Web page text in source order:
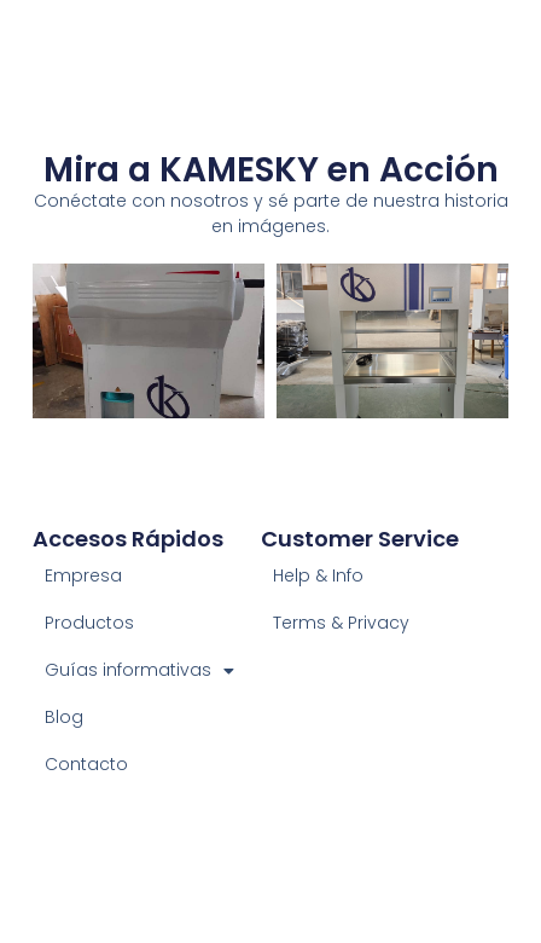
Mira a KAMESKY en Acción
Conéctate con nosotros y sé parte de nuestra historia
en imágenes.
Customer Service
Help & Info
Terms & Privacy
Accesos Rápidos
Empresa
Productos
Guías informativas
Blog
Contacto